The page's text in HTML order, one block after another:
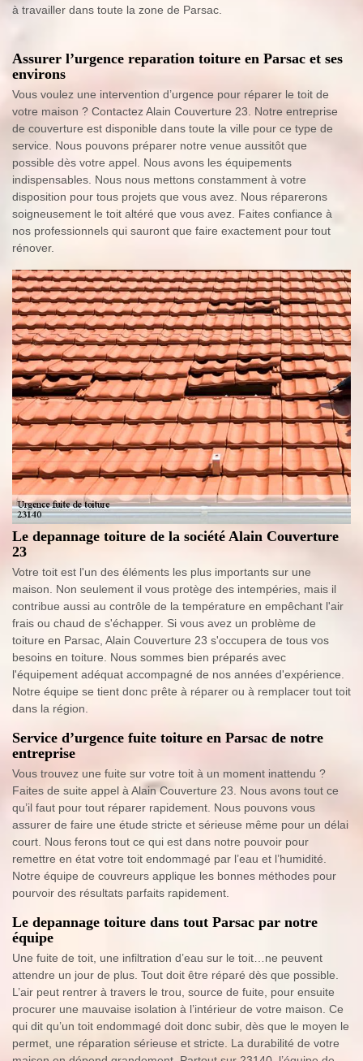
à travailler dans toute la zone de Parsac.
Assurer l’urgence reparation toiture en Parsac et ses
environs
Vous voulez une intervention d’urgence pour réparer le toit de
votre maison ? Contactez Alain Couverture 23. Notre entreprise
de couverture est disponible dans toute la ville pour ce type de
service. Nous pouvons préparer notre venue aussitôt que
possible dès votre appel. Nous avons les équipements
indispensables. Nous nous mettons constamment à votre
disposition pour tous projets que vous avez. Nous réparerons
soigneusement le toit altéré que vous avez. Faites confiance à
nos professionnels qui sauront que faire exactement pour tout
rénover.
Le depannage toiture de la société Alain Couverture
23
Votre toit est l'un des éléments les plus importants sur une
maison. Non seulement il vous protège des intempéries, mais il
contribue aussi au contrôle de la température en empêchant l'air
frais ou chaud de s'échapper. Si vous avez un problème de
toiture en Parsac, Alain Couverture 23 s'occupera de tous vos
besoins en toiture. Nous sommes bien préparés avec
l'équipement adéquat accompagné de nos années d'expérience.
Notre équipe se tient donc prête à réparer ou à remplacer tout toit
dans la région.
Service d’urgence fuite toiture en Parsac de notre
entreprise
Vous trouvez une fuite sur votre toit à un moment inattendu ?
Faites de suite appel à Alain Couverture 23. Nous avons tout ce
qu’il faut pour tout réparer rapidement. Nous pouvons vous
assurer de faire une étude stricte et sérieuse même pour un délai
court. Nous ferons tout ce qui est dans notre pouvoir pour
remettre en état votre toit endommagé par l’eau et l’humidité.
Notre équipe de couvreurs applique les bonnes méthodes pour
pourvoir des résultats parfaits rapidement.
Le depannage toiture dans tout Parsac par notre
équipe
Une fuite de toit, une infiltration d’eau sur le toit…ne peuvent
attendre un jour de plus. Tout doit être réparé dès que possible.
L’air peut rentrer à travers le trou, source de fuite, pour ensuite
procurer une mauvaise isolation à l’intérieur de votre maison. Ce
qui dit qu’un toit endommagé doit donc subir, dès que le moyen le
permet, une réparation sérieuse et stricte. La durabilité de votre